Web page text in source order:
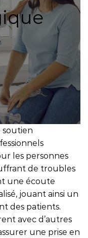
soutien
les personnes
de troubles
une écoute
jouant ainsi un
des patients.
avec d’autres
une prise en